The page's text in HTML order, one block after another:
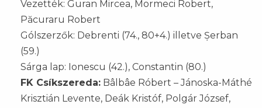
Vezették: Guran Mircea, Mormeci Robert,
Păcuraru Robert
Gólszerzők: Debrenti (74., 80+4.) illetve Șerban
(59.)
Sárga lap: Ionescu (42.), Constantin (80.)
FK Csíkszereda: Bâlbâe Róbert – Jánoska-Máthé
Krisztián Levente, Deák Kristóf, Polgár József,